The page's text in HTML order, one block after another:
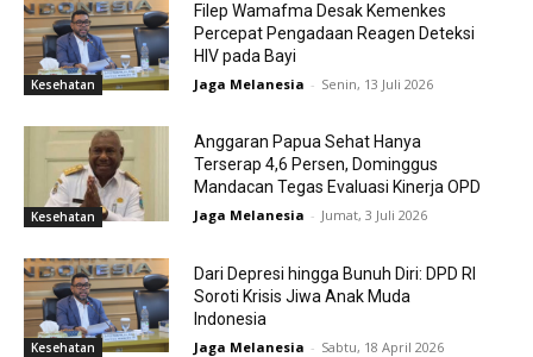
Kesehatan
Filep Wamafma Desak Kemenkes
Percepat Pengadaan Reagen Deteksi
HIV pada Bayi
Jaga Melanesia - Senin, 13 Juli 2026
Kesehatan
Anggaran Papua Sehat Hanya
Terserap 4,6 Persen, Dominggus
Mandacan Tegas Evaluasi Kinerja OPD
Jaga Melanesia - Jumat, 3 Juli 2026
Kesehatan
Dari Depresi hingga Bunuh Diri: DPD RI
Soroti Krisis Jiwa Anak Muda
Indonesia
Jaga Melanesia - Sabtu, 18 April 2026